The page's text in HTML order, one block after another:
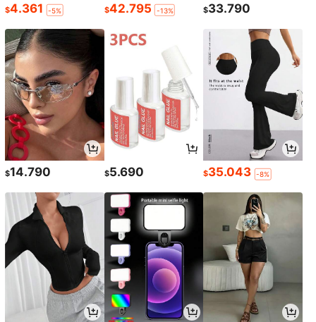
$4.361 -5% $42.795 -13% $33.790
$14.790 $5.690 $35.043 -8%